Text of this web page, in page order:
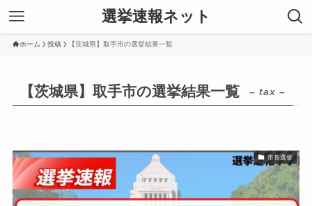
選挙速報ネット
ホーム 投稿 【茨城県】取手市の選挙結果一覧
【茨城県】取手市の選挙結果一覧 – tax –
市長選挙